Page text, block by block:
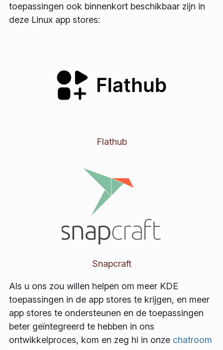
toepassingen ook binnenkort beschikbaar zijn in
deze Linux app stores:
Flathub
Snapcraft
Als u ons zou willen helpen om meer KDE
toepassingen in de app stores te krijgen, en meer
app stores te ondersteunen en de toepassingen
beter geïntegreerd te hebben in ons
ontwikkelproces, kom en zeg hi in onze chatroom